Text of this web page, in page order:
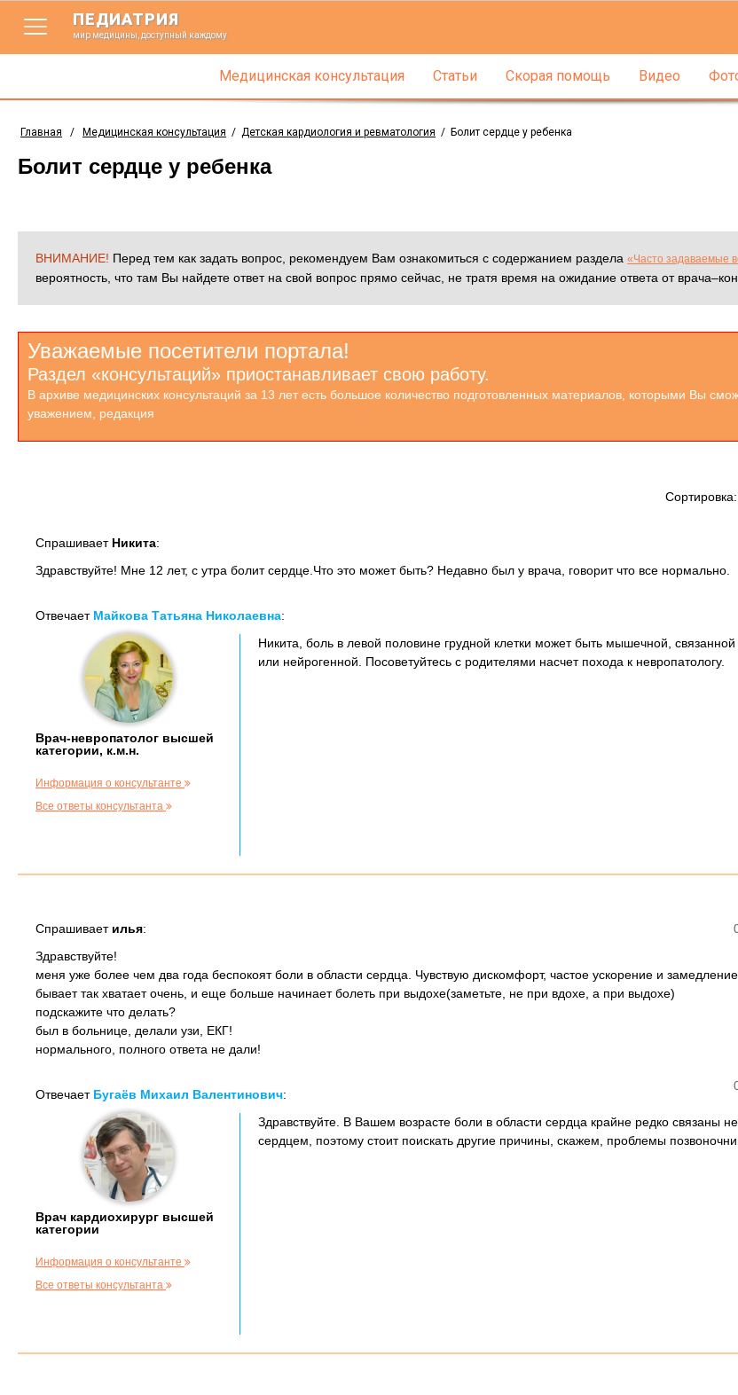
ПЕДИАТРИЯ
мир медицины, доступный каждому
Медицинская консультация Статьи Скорая помощь Видео
Главная / Медицинская консультация / Детская кардиология и ревматология / Болит сердце у ребенка
Болит сердце у ребенка
ВНИМАНИЕ! Перед тем как задать вопрос, рекомендуем Вам ознакомиться с содержанием раздела «Часто задаваемые
вероятность, что там Вы найдете ответ на свой вопрос прямо сейчас, не тратя время на ожидание ответа от
Уважаемые посетители портала!
Раздел «консультаций» приостанавливает свою работу.
В архиве медицинских консультаций за 13 лет есть большое количество подготовленных материалов, которыми Вы
уважением, редакция
Сортировка:
Спрашивает Никита:
Здравствуйте! Мне 12 лет, с утра болит сердце.Что это может быть? Недавно был у врача, говорит что все нормально.
Отвечает Майкова Татьяна Николаевна:
Врач-невропатолог высшей
категории, к.м.н.
Информация о консультанте
Все ответы консультанта
Никита, боль в левой половине грудной клетки может быть мышечной,
или нейрогенной. Посоветуйтесь с родителями насчет похода к невропатологу.
Спрашивает илья:
Здравствуйте!
меня уже более чем два года беспокоят боли в области сердца. Чувствую дискомфорт, частое ускорение и
бывает так хватает очень, и еще больше начинает болеть при выдохе(заметьте, не при вдохе, а при выдохе)
подскажите что делать?
был в больнице, делали узи, ЕКГ!
нормального, полного ответа не дали!
Отвечает Бугаёв Михаил Валентинович:
Врач кардиохирург высшей
категории
Информация о консультанте
Все ответы консультанта
Здравствуйте. В Вашем возрасте боли в области сердца крайне редко связаны
сердцем, поэтому стоит поискать другие причины, скажем, проблемы